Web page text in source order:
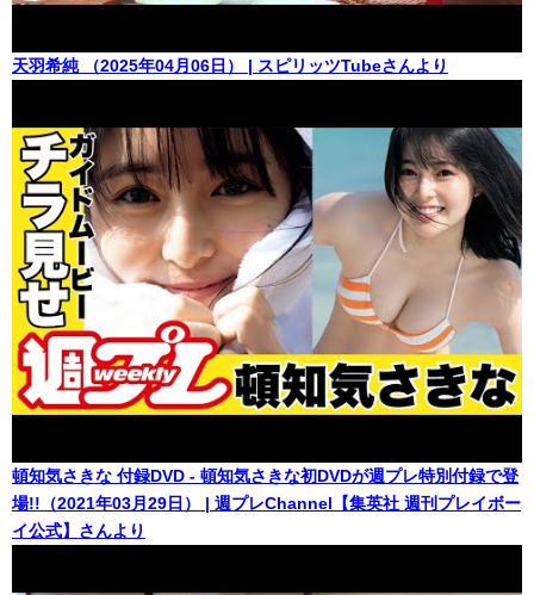
天羽希純 （2025年04月06日） | スピリッツTubeさんより
頓知気さきな 付録DVD - 頓知気さきな初DVDが週プレ特別付録で登
場!!（2021年03月29日） | 週プレChannel【集英社 週刊プレイボー
イ公式】さんより